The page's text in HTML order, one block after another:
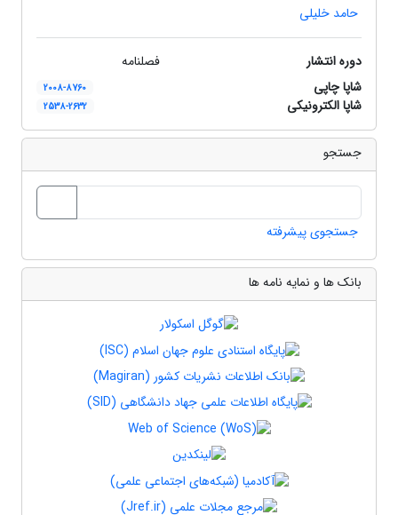
حامد خلیلی
دوره انتشار
فصلنامه
شاپا چاپی
2008-8760
شاپا الکترونیکی 2538-2632
جستجو
جستجوی پیشرفته
بانک ها و نمایه نامه ها